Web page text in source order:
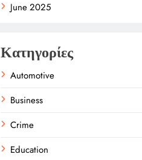
June 2025
Κατηγορίες
Automotive
Business
Crime
Education